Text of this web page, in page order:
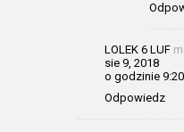
LOLEK 6 LUF
sie 9, 2018
o godzinie 9:20
Odpowiedz